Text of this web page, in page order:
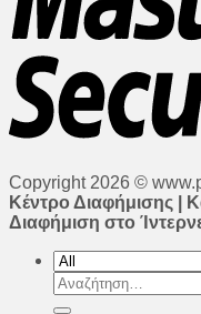
Copyright 2026 ©
Κέντρο Διαφήμισης |
Διαφήμιση στο
Αναζήτηση
για: